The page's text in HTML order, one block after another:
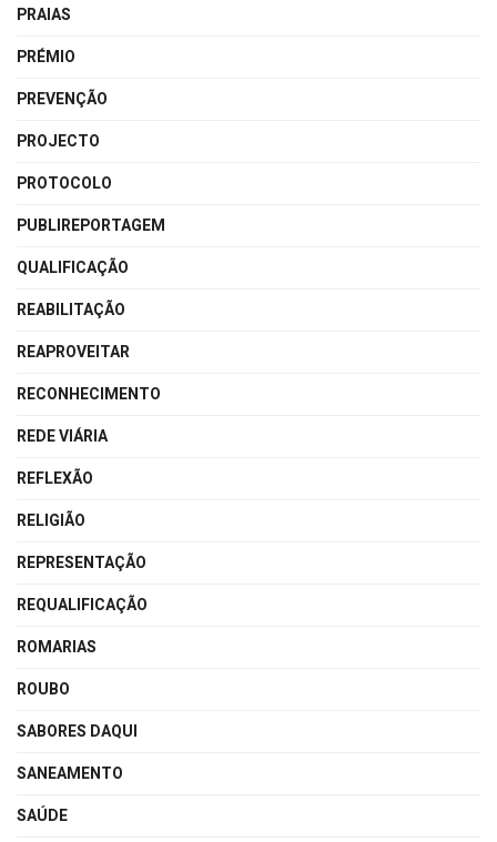
PRAIAS
PRÉMIO
PREVENÇÃO
PROJECTO
PROTOCOLO
PUBLIREPORTAGEM
QUALIFICAÇÃO
REABILITAÇÃO
REAPROVEITAR
RECONHECIMENTO
REDE VIÁRIA
REFLEXÃO
RELIGIÃO
REPRESENTAÇÃO
REQUALIFICAÇÃO
ROMARIAS
ROUBO
SABORES DAQUI
SANEAMENTO
SAÚDE